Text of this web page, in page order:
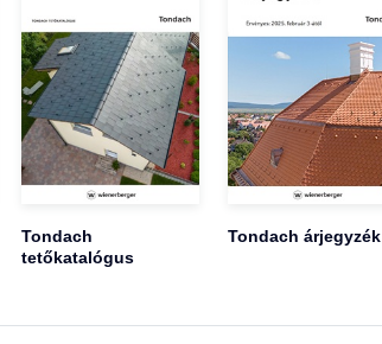
Tondach
tetőkatalógus
Tondach árjegyzék